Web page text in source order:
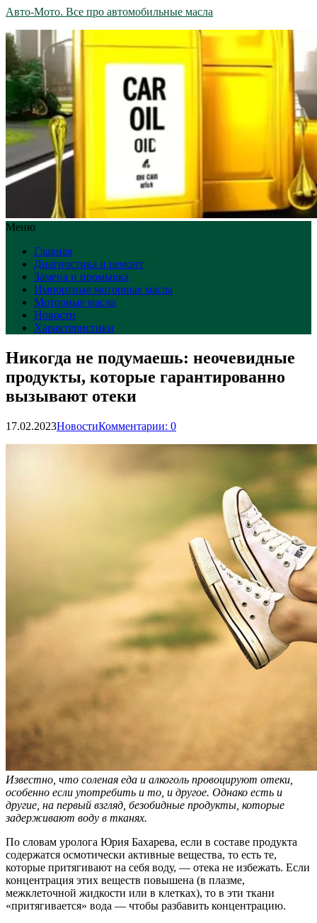
Авто-Мото. Все про автомобильные масла
Меню
Главная
Диагностика и ремонт
Замена и промывка
Импортные моторные масла
Моторные масла
Новости
Характеристики
Никогда не подумаешь: неочевидные
продукты, которые гарантированно
вызывают отеки
17.02.2023НовостиКомментарии: 0
Известно, что соленая еда и алкоголь провоцируют отеки,
особенно если употребить и то, и другое. Однако есть и
другие, на первый взгляд, безобидные продукты, которые
задерживают воду в тканях.
По словам уролога Юрия Бахарева, если в составе продукта
содержатся осмотически активные вещества, то есть те,
которые притягивают на себя воду, — отека не избежать. Если
концентрация этих веществ повышена (в плазме,
межклеточной жидкости или в клетках), то в эти ткани
«притягивается» вода — чтобы разбавить концентрацию.